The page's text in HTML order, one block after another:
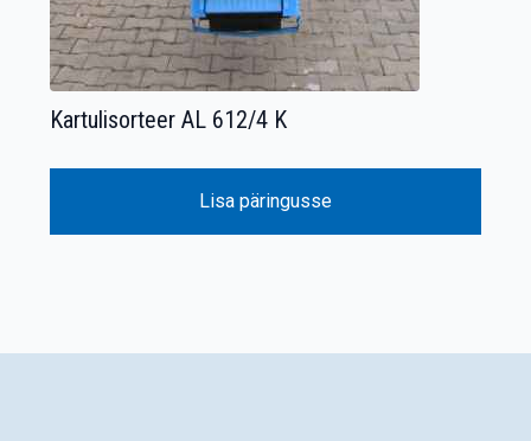
Kartulisorteer AL 612/4 K
Lisa päringusse